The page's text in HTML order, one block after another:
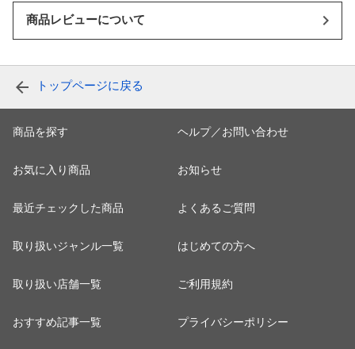
商品レビューについて
トップページに戻る
商品を探す
お気に入り商品
最近チェックした商品
取り扱いジャンル一覧
取り扱い店舗一覧
おすすめ記事一覧
ヘルプ／お問い合わせ
お知らせ
よくあるご質問
はじめての方へ
ご利用規約
プライバシーポリシー